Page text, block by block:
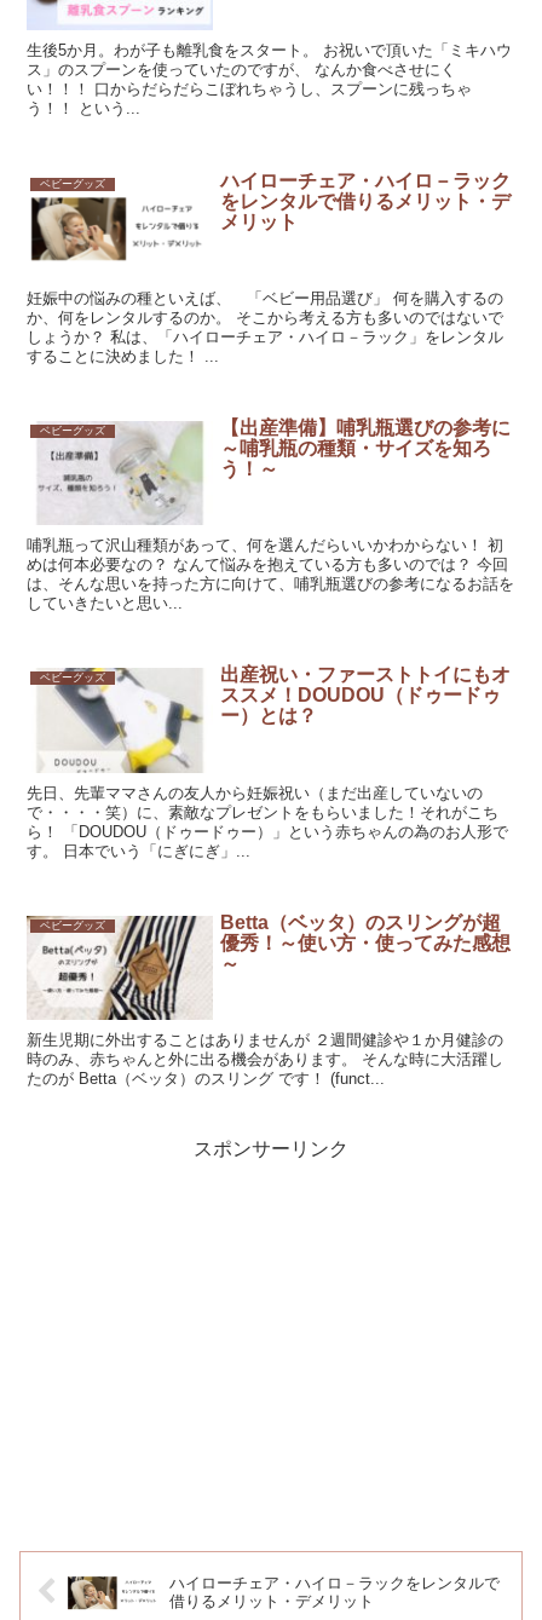
生後5か月。わが子も離乳食をスタート。 お祝いで頂いた「ミキハウ
ス」のスプーンを使っていたのですが、 なんか食べさせにく
い！！！ 口からだらだらこぼれちゃうし、スプーンに残っちゃ
う！！ という...
ベビーグッズ
ハイローチェア・ハイロ－ラック
をレンタルで借りるメリット・デ
メリット
妊娠中の悩みの種といえば、 「ベビー用品選び」 何を購入するの
か、何をレンタルするのか。 そこから考える方も多いのではないで
しょうか？ 私は、「ハイローチェア・ハイロ－ラック」をレンタル
することに決めました！ ...
ベビーグッズ
【出産準備】哺乳瓶選びの参考に
～哺乳瓶の種類・サイズを知ろ
う！～
哺乳瓶って沢山種類があって、何を選んだらいいかわからない！ 初
めは何本必要なの？ なんて悩みを抱えている方も多いのでは？ 今回
は、そんな思いを持った方に向けて、哺乳瓶選びの参考になるお話を
していきたいと思い...
ベビーグッズ
出産祝い・ファーストトイにもオ
ススメ！DOUDOU（ドゥードゥ
ー）とは？
先日、先輩ママさんの友人から妊娠祝い（まだ出産していないの
で・・・・笑）に、素敵なプレゼントをもらいました！それがこち
ら！ 「DOUDOU（ドゥードゥー）」という赤ちゃんの為のお人形で
す。 日本でいう「にぎにぎ」...
ベビーグッズ
Betta（ベッタ）のスリングが超
優秀！～使い方・使ってみた感想
～
新生児期に外出することはありませんが ２週間健診や１か月健診の
時のみ、赤ちゃんと外に出る機会があります。 そんな時に大活躍し
たのが Betta（ベッタ）のスリング です！ (funct...
スポンサーリンク
ハイローチェア・ハイロ－ラックをレンタルで
借りるメリット・デメリット